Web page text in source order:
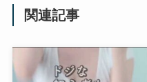
関連記事